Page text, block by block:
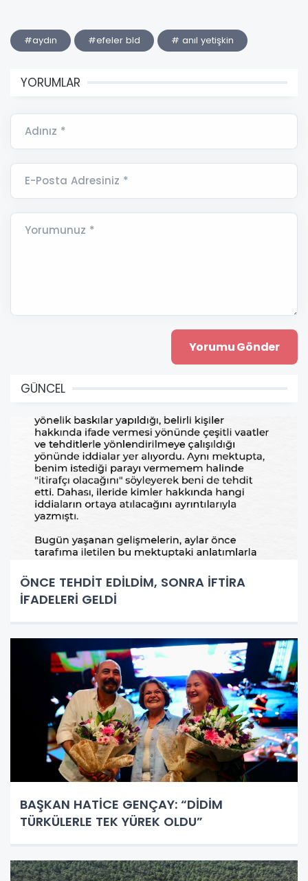
#aydın #efeler bld # anıl yetişkin
YORUMLAR
Adınız *
E-Posta Adresiniz *
Yorumunuz *
GÜNCEL
ÖNCE TEHDİT EDİLDİM, SONRA İFTİRA
İFADELERİ GELDİ
BAŞKAN HATİCE GENÇAY: “DİDİM
TÜRKÜLERLE TEK YÜREK OLDU”